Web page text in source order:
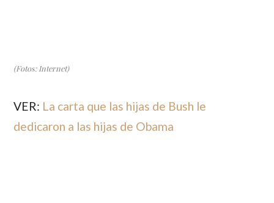
(Fotos: Internet)
VER: La carta que las hijas de Bush le
dedicaron a las hijas de Obama